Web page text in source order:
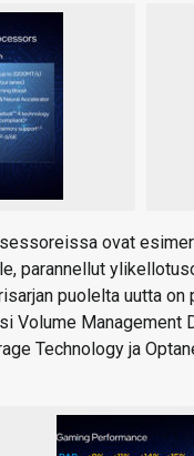
ovat
parannellut
puolelta uutta
Volume
Technology ja